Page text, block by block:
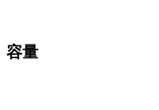
容量